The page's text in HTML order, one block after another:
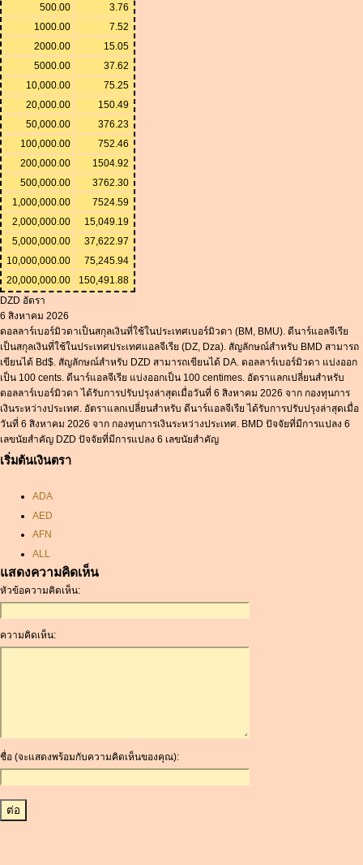
500.00
3.76
1000.00
7.52
2000.00
15.05
5000.00
37.62
10,000.00
75.25
20,000.00
150.49
50,000.00
376.23
100,000.00
752.46
200,000.00
1504.92
500,000.00
3762.30
1,000,000.00
7524.59
2,000,000.00
15,049.19
5,000,000.00
37,622.97
10,000,000.00
75,245.94
20,000,000.00
150,491.88
DZD อัตรา
6 สิงหาคม 2026
ดอลลาร์เบอร์มิวดาเป็นสกุลเงินที่ใช้ในประเทศเบอร์มิวดา (BM, BMU). ดีนาร์แอลจีเรีย
เป็นสกุลเงินที่ใช้ในประเทศประเทศแอลจีเรีย (DZ, Dza). สัญลักษณ์สำหรับ BMD สามารถ
เขียนได้ Bd$. สัญลักษณ์สำหรับ DZD สามารถเขียนได้ DA. ดอลลาร์เบอร์มิวดา แบ่งออก
เป็น 100 cents. ดีนาร์แอลจีเรีย แบ่งออกเป็น 100 centimes. อัตราแลกเปลี่ยนสำหรับ
ดอลลาร์เบอร์มิวดา ได้รับการปรับปรุงล่าสุดเมื่อวันที่ 6 สิงหาคม 2026 จาก กองทุนการ
เงินระหว่างประเทศ. อัตราแลกเปลี่ยนสำหรับ ดีนาร์แอลจีเรีย ได้รับการปรับปรุงล่าสุดเมื่อ
วันที่ 6 สิงหาคม 2026 จาก กองทุนการเงินระหว่างประเทศ. BMD ปัจจัยที่มีการแปลง 6
เลขนัยสำคัญ DZD ปัจจัยที่มีการแปลง 6 เลขนัยสำคัญ
เริ่มต้นเงินตรา
ADA
AED
AFN
ALL
AMD
ANC
AOA
ARDR
BAM
แสดงความคิดเห็น
หัวข้อความคิดเห็น:
ความคิดเห็น:
ชื่อ (จะแสดงพร้อมกับความคิดเห็นของคุณ):